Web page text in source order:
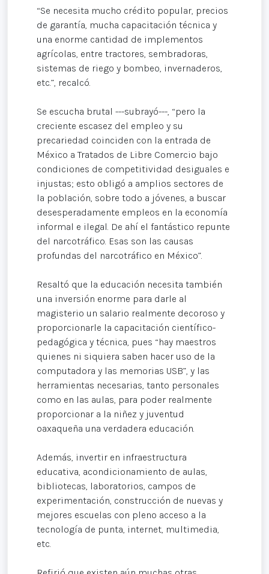
“Se necesita mucho crédito popular, precios
de garantía, mucha capacitación técnica y
una enorme cantidad de implementos
agrícolas, entre tractores, sembradoras,
sistemas de riego y bombeo, invernaderos,
etc.”, recalcó.
Se escucha brutal ---subrayó---, “pero la
creciente escasez del empleo y su
precariedad coinciden con la entrada de
México a Tratados de Libre Comercio bajo
condiciones de competitividad desiguales e
injustas; esto obligó a amplios sectores de
la población, sobre todo a jóvenes, a buscar
desesperadamente empleos en la economía
informal e ilegal. De ahí el fantástico repunte
del narcotráfico. Esas son las causas
profundas del narcotráfico en México”.
Resaltó que la educación necesita también
una inversión enorme para darle al
magisterio un salario realmente decoroso y
proporcionarle la capacitación científico-
pedagógica y técnica, pues “hay maestros
quienes ni siquiera saben hacer uso de la
computadora y las memorias USB”, y las
herramientas necesarias, tanto personales
como en las aulas, para poder realmente
proporcionar a la niñez y juventud
oaxaqueña una verdadera educación.
Además, invertir en infraestructura
educativa, acondicionamiento de aulas,
bibliotecas, laboratorios, campos de
experimentación, construcción de nuevas y
mejores escuelas con pleno acceso a la
tecnología de punta, internet, multimedia,
etc.